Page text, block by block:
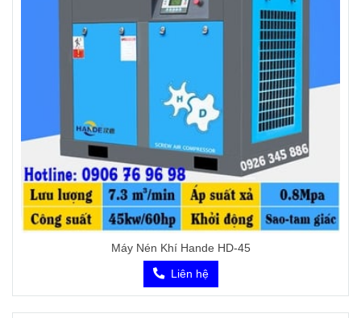
Máy Nén Khí Hande HD-45
Liên hệ